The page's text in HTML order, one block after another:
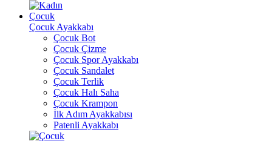
Çocuk
Çocuk Ayakkabı
Çocuk Bot
Çocuk Çizme
Çocuk Spor Ayakkabı
Çocuk Sandalet
Çocuk Terlik
Çocuk Halı Saha
Çocuk Krampon
İlk Adım Ayakkabısı
Patenli Ayakkabı